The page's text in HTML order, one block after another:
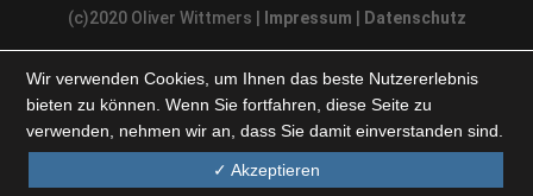
(c)2020 Oliver Wittmers | Impressum Datenschutz
Wir verwenden Cookies, um Ihnen das beste Nutzererlebnis
bieten zu können. Wenn Sie fortfahren, diese Seite zu
verwenden, nehmen wir an, dass Sie damit einverstanden sind.
✓ Akzeptieren